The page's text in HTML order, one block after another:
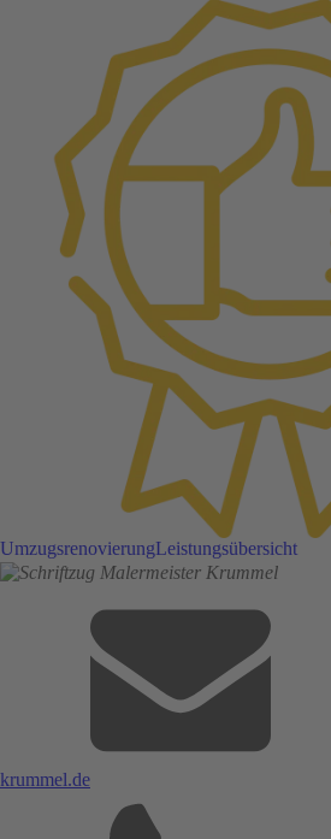
UmzugsrenovierungLeistungsübersicht
krummel.de